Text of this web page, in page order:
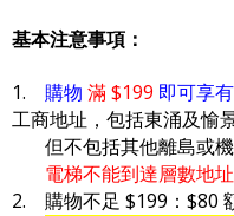
基本注意事項：
1. 購物 滿 $199 即可享有
工商地址，包括東涌及愉
但不包括其他離島或
電梯不能到達層數地
2. 購物不足 $199：$80